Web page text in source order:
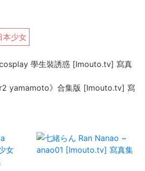
本少女
學生裝誘惑 [Imouto.tv] 寫真
yamamoto》合集版 [Imouto.tv] 寫